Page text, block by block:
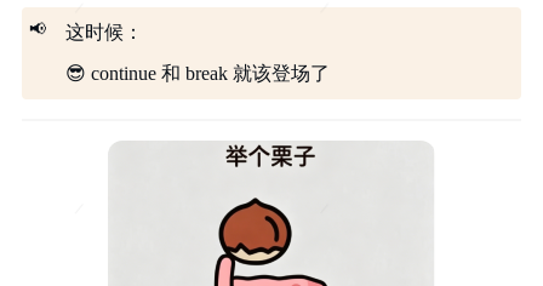
📢
这时候：
😎 continue 和 break 就该登场了